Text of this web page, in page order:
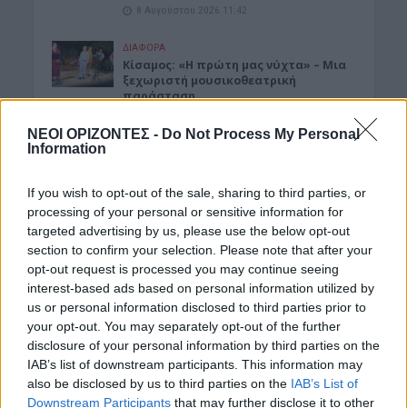
ΝΕΟΙ ΟΡΙΖΟΝΤΕΣ - Do Not Process My Personal
Information
If you wish to opt-out of the sale, sharing to third parties, or
processing of your personal or sensitive information for
targeted advertising by us, please use the below opt-out
section to confirm your selection. Please note that after your
opt-out request is processed you may continue seeing
interest-based ads based on personal information utilized by
us or personal information disclosed to third parties prior to
your opt-out. You may separately opt-out of the further
disclosure of your personal information by third parties on the
IAB’s list of downstream participants. This information may
also be disclosed by us to third parties on the IAB’s List of
Downstream Participants that may further disclose it to other
8 Αυγούστου 2026 11:42
ΔΙΆΦΟΡΑ
Κίσαμος: «Η πρώτη μας νύχτα» – Μια
ξεχωριστή μουσικοθεατρική
παράσταση
Ζωιδάκη στα Τοπόλια
8 Αυγούστου 2026 08:25
ΕΚΚΛΗΣΙΑ • ΝΟΜΌΣ ΧΑΝΊΩΝ
Δεκαπενταύγουστος στην Ιερά Μονή
Γωνιάς
8 Αυγούστου 2026 08:20
ΓΕΎΣΗ - ΨΥΧΑΓΩΓΊΑ
Τα νηστίσιμα του
Δεκαπενταύγουστου: Συνταγές με
γεύση καλοκαιριού